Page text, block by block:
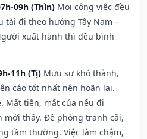
09h (Thìn) Mọi công việc đều
tài đi theo hướng Tây Nam –
xuất hành thì đều bình
11h (Tị) Mưu sự khó thành,
cáo tốt nhất nên hoãn lại.
Mất tiền, mất của nếu đi
thấy. Đề phòng tranh cãi,
tầm thường. Việc làm chậm,